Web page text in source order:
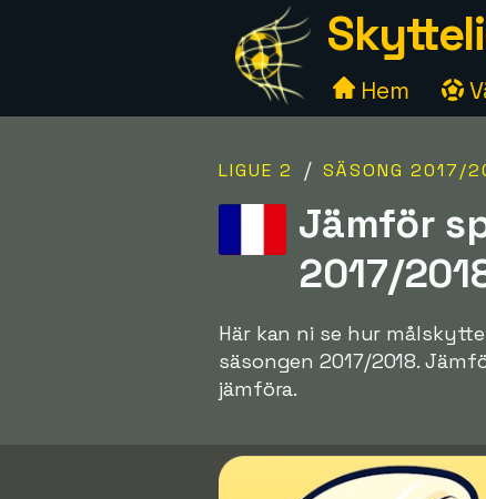
Hem
LIGUE 2 / SÄSONG 2017/
Jämför
2017/
Här kan ni se hur
säsongen 2017/2018.
jämföra.